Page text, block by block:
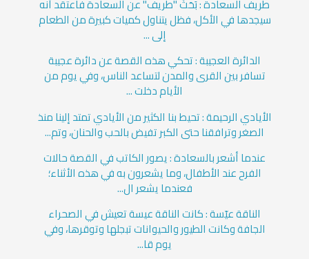
طريف السعادة : بَحَثَ "طريف" عن السعادة فاعتقد أنه
سيجدها في الأكل، فظل يتناول كميات كبيرة من الطعام
إلى ...
الدائرة العجيبة : تحكي هذه القصة عن دائرة عجيبة
تسافر بين القرى والمدن لتساعد الناس، وفي يوم من
الأيام دخلت ...
الأيادي الرحيمة : تحيط بنا الكثير من الأيادي تمتد إلينا منذ
الصغر وترافقنا حتى الكبر تفيض بالحب والحنان، وتم...
عندما أشعر بالسعادة : يصور الكاتب في القصة حالات
الفرح عند الأطفال، وما يشعرون به في هذه الأثناء؛
فعندما يشعر ال...
الناقة عيّسة : كانت الناقة عيسة تعيش في الصحراء
الجافة وكانت الطيور والحيوانات تبجلها وتوقرها، وفي
يوم قا...